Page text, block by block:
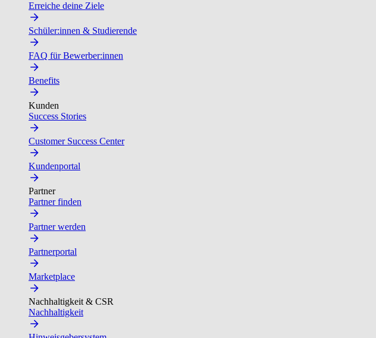
Erreiche deine Ziele
Schüler:innen & Studierende
FAQ für Bewerber:innen
Benefits
Kunden
Success Stories
Customer Success Center
Kundenportal
Partner
Partner finden
Partner werden
Partnerportal
Marketplace
Nachhaltigkeit & CSR
Nachhaltigkeit